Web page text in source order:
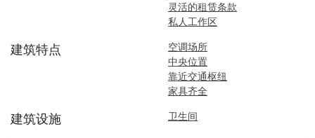
灵活的租赁条款
私人工作区
建筑特点
空调场所
中央位置
靠近交通枢纽
家具齐全
建筑设施 卫生间